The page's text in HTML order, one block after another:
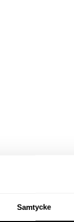
Samtycke